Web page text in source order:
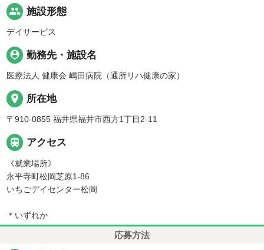
people 施設形態
デイサービス
person_pin 勤務先・施設名
医療法人 健康会 嶋田病院（通所リハ健康の家）
place 所在地
〒910-0855 福井県福井市西方1丁目2-11
 アクセス
《就業場所》
永平寺町松岡芝原1-86
いちごデイセンター松岡
＊いずれか
応募方法